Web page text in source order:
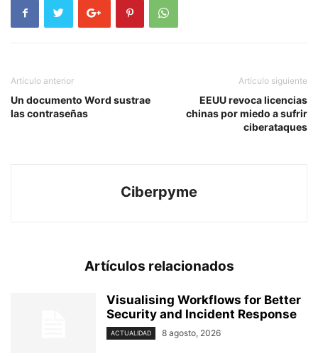
Artículo anterior
Un documento Word sustrae
las contraseñas
Artículo siguiente
EEUU revoca licencias
chinas por miedo a sufrir
ciberataques
Ciberpyme
Artículos relacionados
Visualising Workflows for Better
Security and Incident Response
ACTUALIDAD 8 agosto, 2026